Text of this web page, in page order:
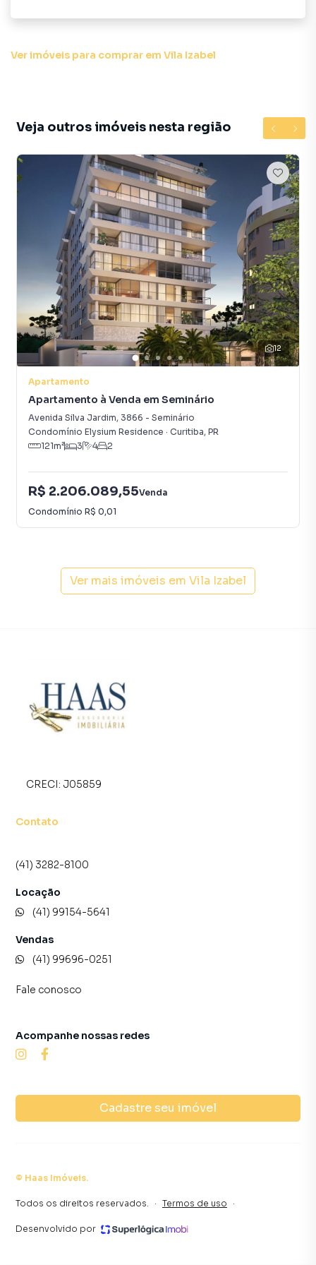
Na Haas Imóveis você consegue vender ou alugar seu
imóvel muito mais rápido do que em imobiliárias
tradicionais. Já vendemos e locamos diversos imóveis em
Curitiba, especialmente em Vila Izabel. Isso porque temos
uma equipe de marketing digital focada em produzir
campanhas específicas para Curitiba, o que aumenta muito
o número de contatos interessados e tendo como
consequência uma maior chance de vender ou alugar seu
imóvel mais rápido. Contamos também com um time de
programadores, corretores treinados e uma central de
atendimento preparada para atender proprietários e
inquilinos.
Ver imóveis para comprar em Vila Izabel
Veja outros imóveis nesta região
12
Apartamento
Apartamento à Venda em Seminário
Avenida Silva Jardim, 3866 - Seminário
Condomínio Elysium Residence · Curitiba, PR
121m² 3 4 2
R$ 2.206.089,55Venda
Condomínio R$ 0,01
Ver mais imóveis em Vila Izabel
CRECI: J05859
Contato
(41) 3282-8100
Locação
(41) 99154-5641
Vendas
(41) 99696-0251
Fale conosco
Cadastre seu imóvel
Acompanhe nossas redes
© Haas Imóveis.
Todos os direitos reservados. · Termos de uso ·
Desenvolvido por